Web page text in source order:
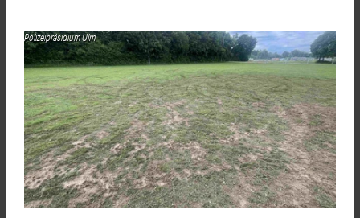
Polizeipräsidium Ulm